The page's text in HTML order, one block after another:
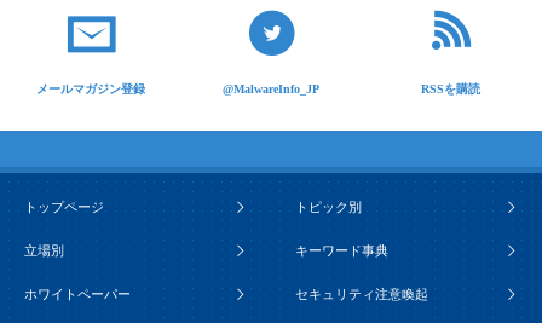
メールマガジン登録 @MalwareInfo_JP RSSを購読
トップページ トピック別
立場別 キーワード事典
ホワイトペーパー セキュリティ注意喚起